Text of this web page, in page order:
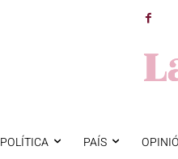
POLÍTICA PAÍS OPINIÓ